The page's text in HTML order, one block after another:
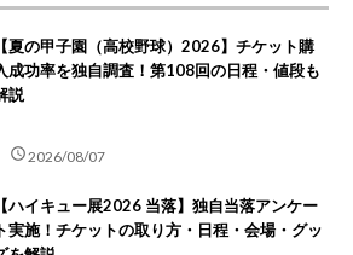
【夏の甲子園（高校野球）2026】チケット購
成功率を独自調査！第108回の日程・値段も
説
schedule2026/08/07
【ハイキュー展2026 当落】独自当落アンケー
実施！チケットの取り方・日程・会場・グッ